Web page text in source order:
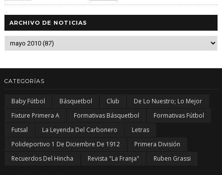
ARCHIVO DE NOTICIAS
CATEGORÍAS
Baby Fútbol Básquetbol Club
De Lo Nuestro; Lo Mejor
Fixture Primera A
Formativas Básquetbol
Formativas Fútbol
Futsal
La Leyenda Del Carbonero
Letras
Polideportivo 1 De Diciembre De 1912
Primera División
Recuerdos Del Hincha
Revista "La Franja" Ruben Grassi